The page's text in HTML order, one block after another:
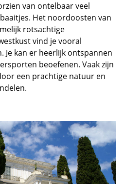
van ontelbaar veel
Het noordoosten van
rotsachtige
vind je vooral
Je kan er heerlijk ontspannen
beoefenen. Vaak zijn
een prachtige natuur en